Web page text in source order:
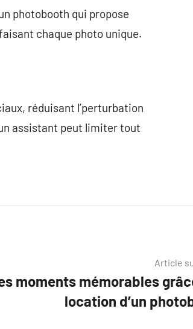
photobooth qui propose
chaque photo unique.
réduisant l’perturbation
assistant peut limiter tout
Article
moments mémorables
location d’un